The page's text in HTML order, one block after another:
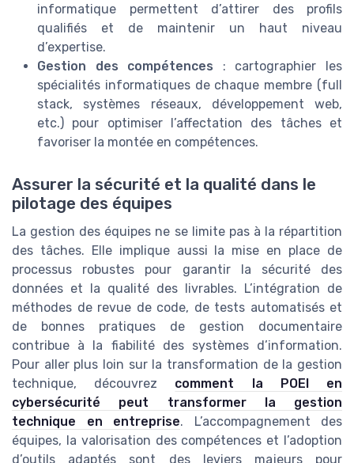
informatique permettent d’attirer des profils
qualifiés et de maintenir un haut niveau
d’expertise.
Gestion des compétences : cartographier les
spécialités informatiques de chaque membre (full
stack, systèmes réseaux, développement web,
etc.) pour optimiser l’affectation des tâches et
favoriser la montée en compétences.
Assurer la sécurité et la qualité dans le
pilotage des équipes
La gestion des équipes ne se limite pas à la répartition
des tâches. Elle implique aussi la mise en place de
processus robustes pour garantir la sécurité des
données et la qualité des livrables. L’intégration de
méthodes de revue de code, de tests automatisés et
de bonnes pratiques de gestion documentaire
contribue à la fiabilité des systèmes d’information.
Pour aller plus loin sur la transformation de la gestion
technique, découvrez comment la POEI en
cybersécurité peut transformer la gestion
technique en entreprise. L’accompagnement des
équipes, la valorisation des compétences et l’adoption
d’outils adaptés sont des leviers majeurs pour